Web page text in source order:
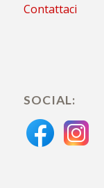
Contattaci
SOCIAL: